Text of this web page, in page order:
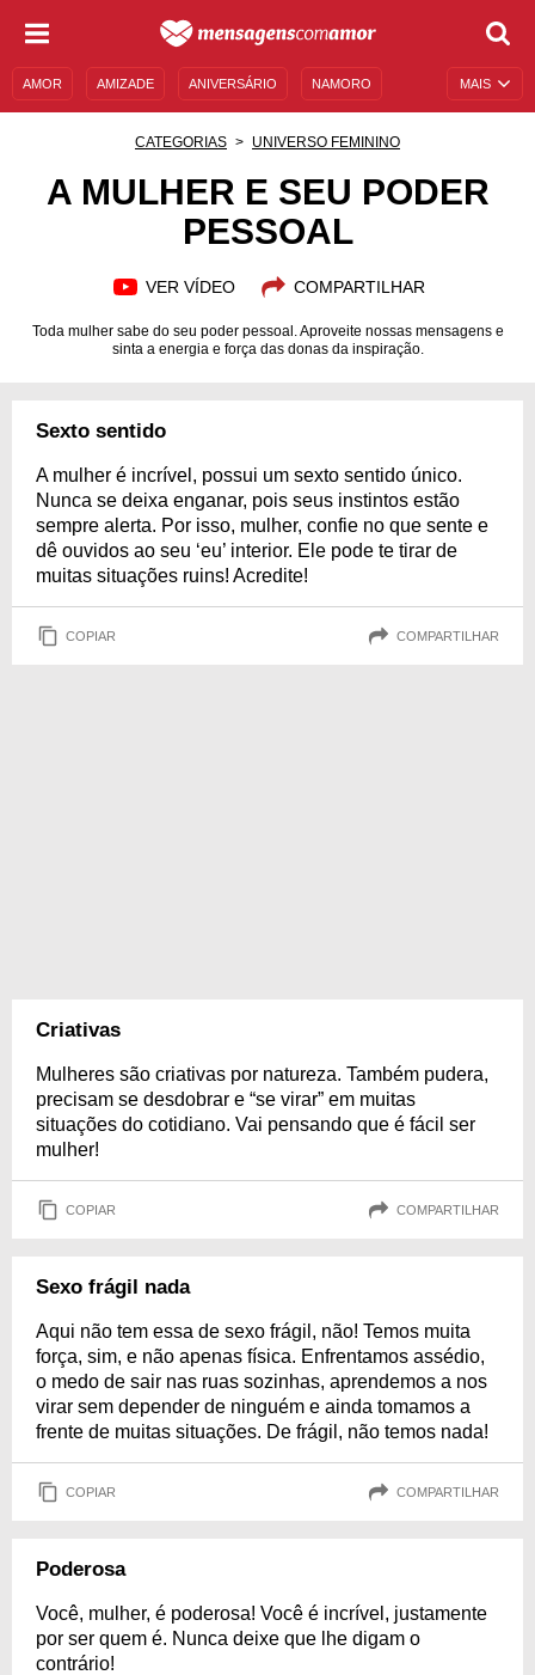
MAIS
AMOR AMIZADE ANIVERSÁRIO NAMORO
MENSAGENS DE ANIVERSÁRIO
CATEGORIAS UNIVERSO FEMININO
A MULHER E SEU PODER
PESSOAL
VER VÍDEO COMPARTILHAR
Toda mulher sabe do seu poder pessoal. Aproveite nossas mensagens e
sinta a energia e força das donas da inspiração.
Sexto sentido
A mulher é incrível, possui um sexto sentido único.
Nunca se deixa enganar, pois seus instintos estão
sempre alerta. Por isso, mulher, confie no que sente e
dê ouvidos ao seu ‘eu’ interior. Ele pode te tirar de
muitas situações ruins! Acredite!
COPIAR COMPARTILHAR
Criativas
Mulheres são criativas por natureza. Também pudera,
precisam se desdobrar e “se virar” em muitas
situações do cotidiano. Vai pensando que é fácil ser
mulher!
COPIAR COMPARTILHAR
Sexo frágil nada
Aqui não tem essa de sexo frágil, não! Temos muita
força, sim, e não apenas física. Enfrentamos assédio,
o medo de sair nas ruas sozinhas, aprendemos a nos
virar sem depender de ninguém e ainda tomamos a
frente de muitas situações. De frágil, não temos nada!
COPIAR COMPARTILHAR
Poderosa
Você, mulher, é poderosa! Você é incrível, justamente
por ser quem é. Nunca deixe que lhe digam o
contrário!